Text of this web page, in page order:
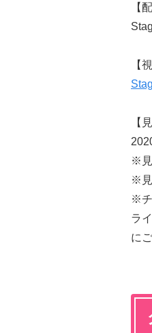
【
【
【
※見
※見
※チ
ラ
に